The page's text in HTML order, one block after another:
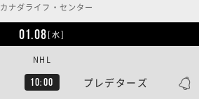
カナダライフ・センター
01.08[水]
10:00 プレデターズ
NHL